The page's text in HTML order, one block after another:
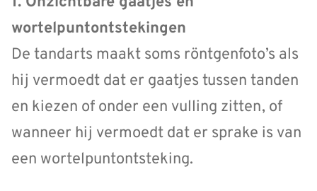
wortelpuntontstekingen
De tandarts maakt soms röntgenfoto’s als
hij vermoedt dat er gaatjes tussen tanden
en kiezen of onder een vulling zitten, of
wanneer hij vermoedt dat er sprake is van
een wortelpuntontsteking.